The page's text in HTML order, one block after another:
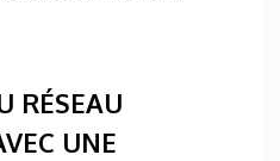
RÉSEAU
UNE